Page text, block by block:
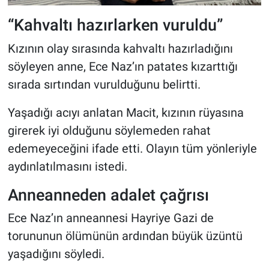
“Kahvaltı hazırlarken vuruldu”
Kızının olay sırasında kahvaltı hazırladığını
söyleyen anne, Ece Naz’ın patates kızarttığı
sırada sırtından vurulduğunu belirtti.
Yaşadığı acıyı anlatan Macit, kızının rüyasına
girerek iyi olduğunu söylemeden rahat
edemeyeceğini ifade etti. Olayın tüm yönleriyle
aydınlatılmasını istedi.
Anneanneden adalet çağrısı
Ece Naz’ın anneannesi Hayriye Gazi de
torununun ölümünün ardından büyük üzüntü
yaşadığını söyledi.